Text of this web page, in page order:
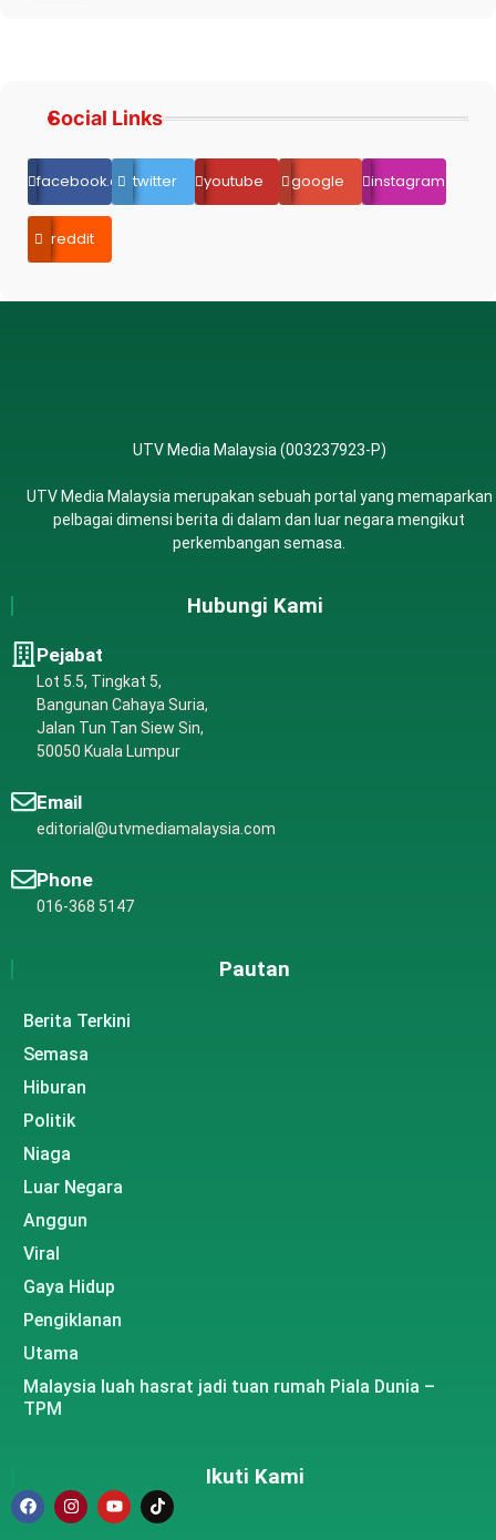
Social Links
facebook.comtwitter youtube google instagram
reddit
UTV Media Malaysia (003237923-P)
UTV Media Malaysia merupakan sebuah portal yang memaparkan
pelbagai dimensi berita di dalam dan luar negara mengikut
perkembangan semasa.
Hubungi Kami
Pejabat
Lot 5.5, Tingkat 5,
Bangunan Cahaya Suria,
Jalan Tun Tan Siew Sin,
50050 Kuala Lumpur
Email
editorial@utvmediamalaysia.com
Phone
016-368 5147
Pautan
Berita Terkini
Semasa
Hiburan
Politik
Niaga
Luar Negara
Anggun
Viral
Gaya Hidup
Pengiklanan
Utama
Malaysia luah hasrat jadi tuan rumah Piala Dunia –
TPM
Ikuti Kami